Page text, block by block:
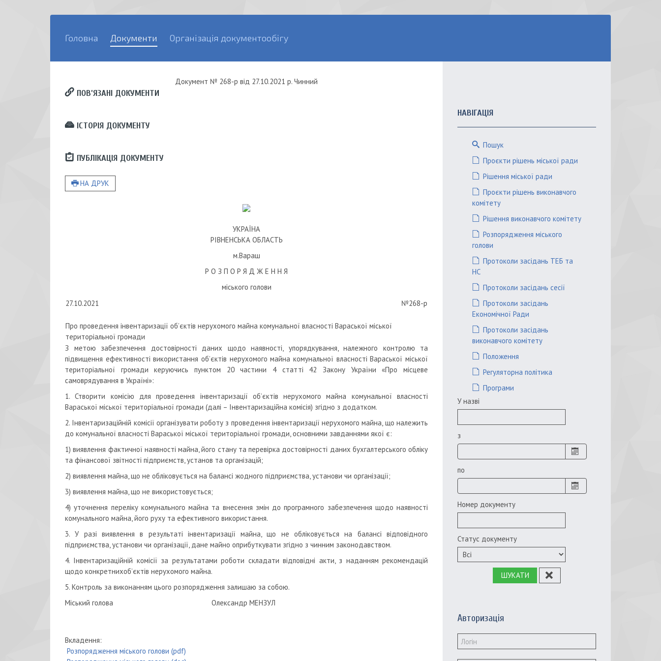
Головна Документи Організація документообігу
Документ № 268-р від 27.10.2021 р. Чинний
ПОВ’ЯЗАНІ ДОКУМЕНТИ
ІСТОРІЯ ДОКУМЕНТУ
ПУБЛІКАЦІЯ ДОКУМЕНТУ
НА ДРУК
УКРАЇНА
РІВНЕНСЬКА ОБЛАСТЬ
м.Вараш
Р О З П О Р Я Д Ж Е Н Н Я
міського голови
27.10.2021
№268-р
Про проведення інвентаризації об’єктів нерухомого майна комунальної власності Вараської міської
територіальної громади
З метою забезпечення достовірності даних щодо наявності, упорядкування, належного контролю та
підвищення ефективності використання об’єктів нерухомого майна комунальної власності Вараської міської
територіальної громади керуючись пунктом 20 частини 4 статті 42 Закону України «Про місцеве
самоврядування в Україні»:
1. Створити комісію для проведення інвентаризації об’єктів нерухомого майна комунальної власності
Вараської міської територіальної громади (далі – Інвентаризаційна комісія) згідно з додатком.
2. Інвентаризаційній комісії організувати роботу з проведення інвентаризації нерухомого майна, що належить
до комунальної власності Вараської міської територіальної громади, основними завданнями якої є:
1) виявлення фактичної наявності майна, його стану та перевірка достовірності даних бухгалтерського обліку
та фінансової звітності підприємств, установ та організацій;
2) виявлення майна, що не обліковується на балансі жодного підприємства, установи чи організації;
3) виявлення майна, що не використовується;
4) уточнення переліку комунального майна та внесення змін до програмного забезпечення щодо наявності
комунального майна, його руху та ефективного використання.
3. У разі виявлення в результаті інвентаризації майна, що не обліковується на балансі відповідного
підприємства, установи чи організації, дане майно оприбуткувати згідно з чинним законодавством.
4. Інвентаризаційній комісії за результатами роботи складати відповідні акти, з наданням рекомендацій
щодо конкретнихоб’єктів нерухомого майна.
5. Контроль за виконанням цього розпорядження залишаю за собою.
Міський голова Олександр МЕНЗУЛ
Вкладення:
Розпорядження міського голови (pdf)
НАВІГАЦІЯ
Пошук
Проєкти рішень міської ради
Рішення міської ради
Проєкти рішень виконавчого
комітету
Рішення виконавчого комітету
Розпорядження міського
голови
Протоколи засідань ТЕБ та
НС
Протоколи засідань сесії
Протоколи засідань
Економічної Ради
Протоколи засідань
виконавчого комітету
Положення
Регуляторна політика
Програми
У назві
з
по
Номер документу
Статус документу
ШУКАТИ
Авторизація